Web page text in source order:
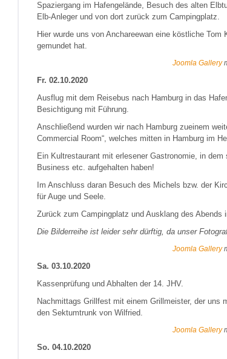
Spaziergang im Hafengelände, Besuch des alten
Elb-Anleger und von dort zurück zum Campingplatz.
Hier wurde uns von Anchareewan eine köstliche
gemundet hat.
Joomla Gallery
Fr. 02.10.2020
Ausflug mit dem Reisebus nach Hamburg in das
Besichtigung mit Führung.
Anschließend wurden wir nach Hamburg zueinem
Commercial Room“, welches mitten in Hamburg im
Ein Kultrestaurant mit erlesener Gastronomie, in
Business etc. aufgehalten haben!
Im Anschluss daran Besuch des Michels bzw. der
für Auge und Seele.
Zurück zum Campingplatz und Ausklang des Abends
Die Bilderreihe ist leider sehr dürftig, da unser
Joomla Gallery
Sa. 03.10.2020
Kassenprüfung und Abhalten der 14. JHV.
Nachmittags Grillfest mit einem Grillmeister, der uns
den Sektumtrunk von Wilfried.
Joomla Gallery
So. 04.10.2020